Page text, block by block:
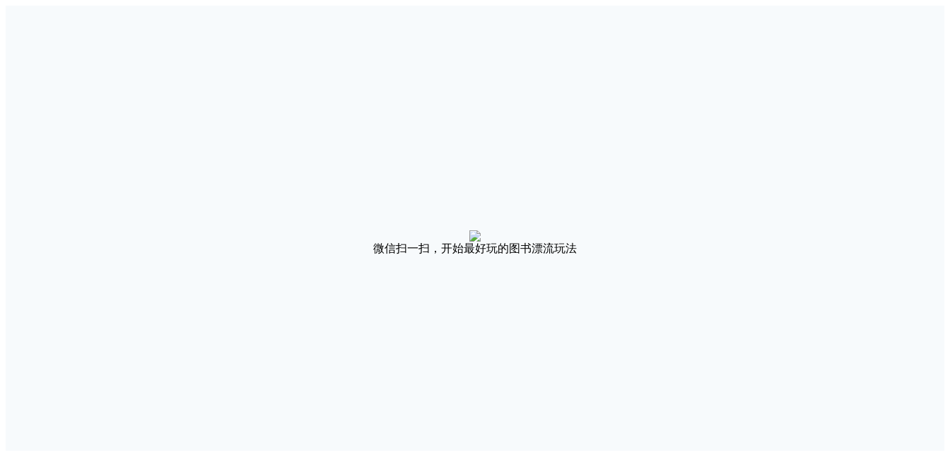
微信扫一扫，开始最好玩的图书漂流玩法